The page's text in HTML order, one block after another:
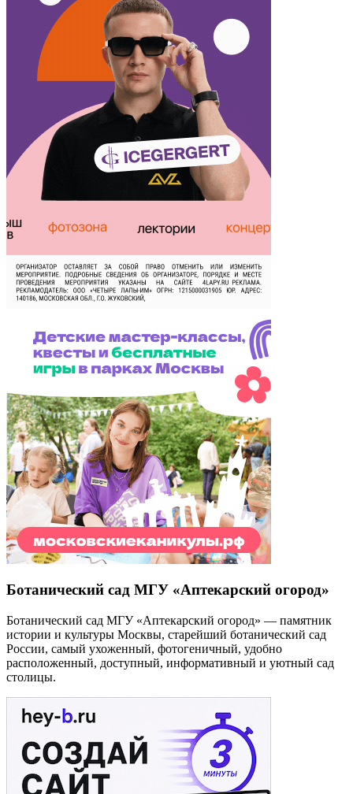
Ботанический сад МГУ «Аптекарский огород»
Ботанический сад МГУ «Аптекарский огород» — памятник
истории и культуры Москвы, старейший ботанический сад
России, самый ухоженный, фотогеничный, удобно
расположенный, доступный, информативный и уютный сад
столицы.